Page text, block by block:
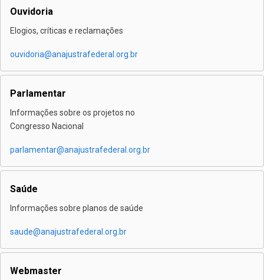
Ouvidoria
Elogios, críticas e reclamações
ouvidoria@anajustrafederal.org.br
Parlamentar
Informações sobre os projetos no
Congresso Nacional
parlamentar@anajustrafederal.org.br
Saúde
Informações sobre planos de saúde
saude@anajustrafederal.org.br
Webmaster